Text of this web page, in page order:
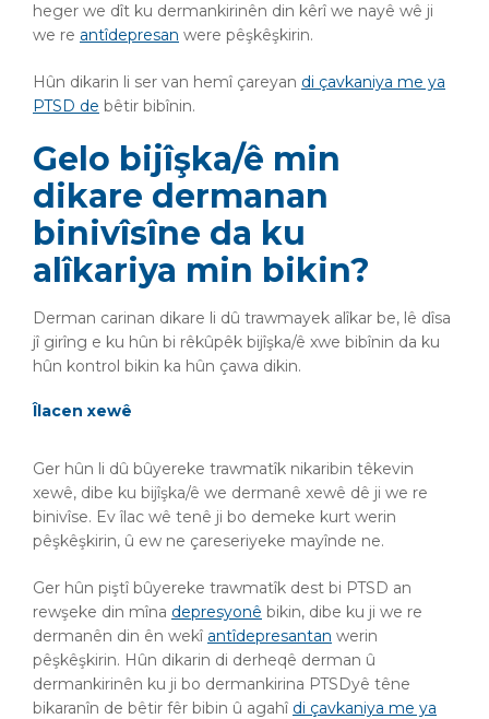
heger we dît ku dermankirinên din kêrî we nayê wê ji
we re antîdepresan were pêşkêşkirin.
Hûn dikarin li ser van hemî çareyan di çavkaniya me ya
PTSD de bêtir bibînin.
Gelo bijîşka/ê min
dikare dermanan
binivîsîne da ku
alîkariya min bikin?
Derman carinan dikare li dû trawmayek alîkar be, lê dîsa
jî girîng e ku hûn bi rêkûpêk bijîşka/ê xwe bibînin da ku
hûn kontrol bikin ka hûn çawa dikin.
Îlacen xewê
Ger hûn li dû bûyereke trawmatîk nikaribin têkevin
xewê, dibe ku bijîşka/ê we dermanê xewê dê ji we re
binivîse. Ev îlac wê tenê ji bo demeke kurt werin
pêşkêşkirin, û ew ne çareseriyeke mayînde ne.
Ger hûn piştî bûyereke trawmatîk dest bi PTSD an
rewşeke din mîna depresyonê bikin, dibe ku ji we re
dermanên din ên wekî antîdepresantan werin
pêşkêşkirin. Hûn dikarin di derheqê derman û
dermankirinên ku ji bo dermankirina PTSDyê têne
bikaranîn de bêtir fêr bibin û agahî di çavkaniya me ya